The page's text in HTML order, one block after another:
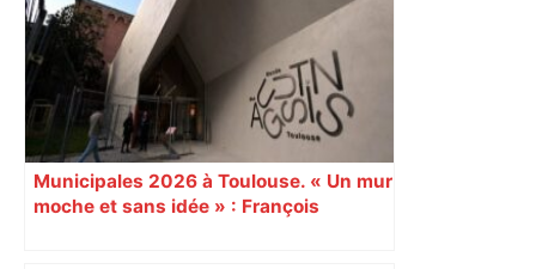
Municipales 2026 à Toulouse. « Un mur
moche et sans idée » : François